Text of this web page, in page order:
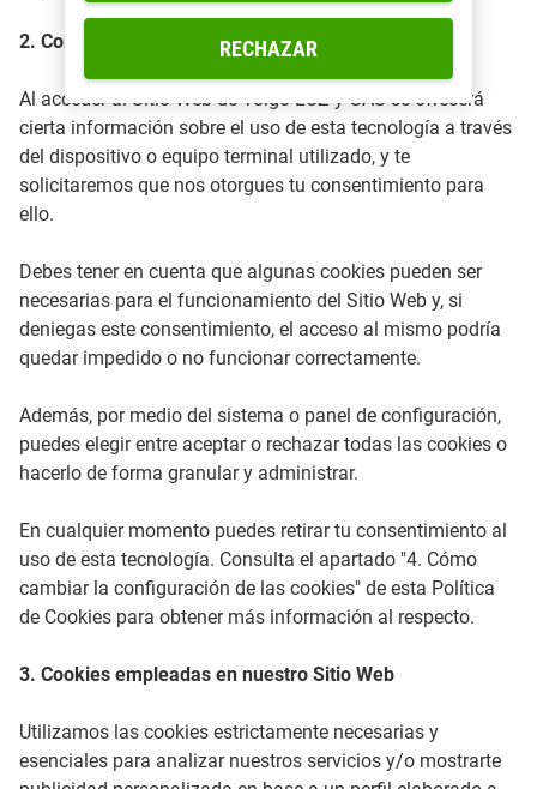
2. Consentimiento
Al acceder al Sitio Web de Yoigo LUZ y GAS se ofrecerá
cierta información sobre el uso de esta tecnología a través
del dispositivo o equipo terminal utilizado, y te
solicitaremos que nos otorgues tu consentimiento para
ello.
Debes tener en cuenta que algunas cookies pueden ser
necesarias para el funcionamiento del Sitio Web y, si
deniegas este consentimiento, el acceso al mismo podría
quedar impedido o no funcionar correctamente.
Además, por medio del sistema o panel de configuración,
puedes elegir entre aceptar o rechazar todas las cookies o
hacerlo de forma granular y administrar.
En cualquier momento puedes retirar tu consentimiento al
uso de esta tecnología. Consulta el apartado "4. Cómo
cambiar la configuración de las cookies" de esta Política
de Cookies para obtener más información al respecto.
3. Cookies empleadas en nuestro Sitio Web
Utilizamos las cookies estrictamente necesarias y
esenciales para analizar nuestros servicios y/o mostrarte
RECHAZAR